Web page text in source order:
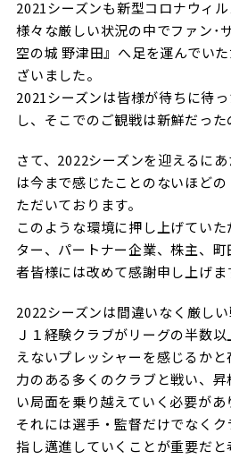
ホームタウン活動
アカデミー
スクール
️スタジアムを知る
スタジアムアクセス
スタジアムマップ
観戦方法を知る
スタジアム観戦ガイド
観戦マナー＆ルール
ビジターサポーターの皆様へ
車イスでの観戦
試合運営管理規程
ファンクラブ
クラブゼルビスタへの入会
シーズンシート
トレーニングの見学・ファンサービ
ボランティア
ＦＣ町田ゼルビアカレンダー
三輪緑山ベースご利用案内
グッズを買うトップ
オンラインストア
ユニフォーム
ホームタウントップ
ゼルビアアシスト募集
ゼルナビ
ゼル塾
ＦＣ町田ゼルビアスポーツクラブ
ＦＣ町田ゼルビアアカデミー
ゼルビアフットサルパーク
パートナー
パートナートップ
パートナー企業一覧
お問い合わせ利用規約肖像
2021シーズンも新型コロナウィル
様々な厳しい状況の中でファン･
空の城 野津田』へ足を運んでい
ざいました。
2021シーズンは皆様が待ちに待
し、そこでのご観戦は新鮮だった
さて、2022シーズンを迎えるに
は今まで感じたことのないほど
ただいております。
このような環境に押し上げてい
ター、パートナー企業、株主、
者皆様には改めて感謝申し上げま
2022シーズンは間違いなく厳しい
Ｊ１経験クラブがリーグの半数
えないプレッシャーを感じるかと
力のある多くのクラブと戦い、
い局面を乗り越えていく必要があ
それには選手・監督だけでなく
指し邁進していくことが重要だと